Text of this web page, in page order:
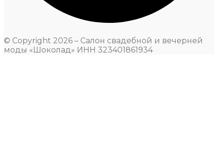
© Copyright 2026 – Салон свадебной и вечерней
моды «Шоколад» ИНН 323401861934